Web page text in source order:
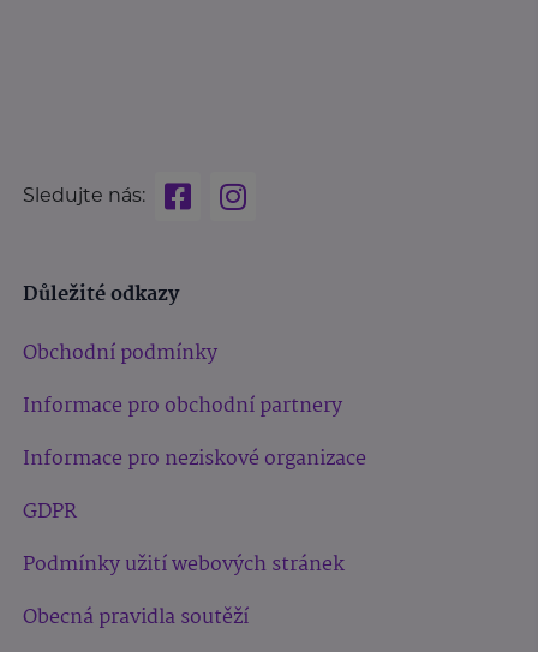
Sledujte nás:
Důležité odkazy
Obchodní podmínky
Informace pro obchodní partnery
Informace pro neziskové organizace
GDPR
Podmínky užití webových stránek
Obecná pravidla soutěží